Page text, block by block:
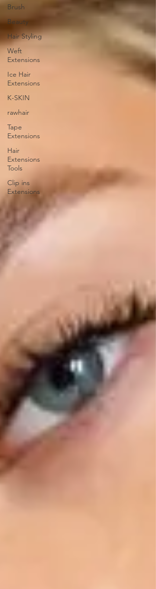
Brush
Beauty
Hair Styling
Weft
Extensions
Ice Hair
Extensions
K-SKIN
rawhair
Tape
Extensions
Hair
Extensions
Tools
Clip ins
Extensions